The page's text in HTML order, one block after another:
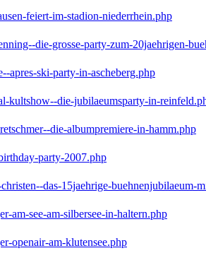
feiert-im-stadion-niederrhein.php
die-grosse-party-zum-20jaehrigen-
apres-ski-party-in-ascheberg.php
kultshow--die-jubilaeumsparty-in-
die-albumpremiere-in-hamm.php
party-2007.php
das-15jaehrige-buehnenjubilaeum-
am-see-am-silbersee-in-haltern.php
openair-am-klutensee.php